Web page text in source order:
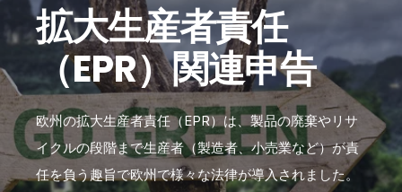
拡大生産者責任
（EPR）関連申告
欧州の拡大生産者責任（EPR）は、製品の廃棄やリサ
イクルの段階まで生産者（製造者、小売業など）が責
任を負う趣旨で欧州で様々な法律が導入されました。